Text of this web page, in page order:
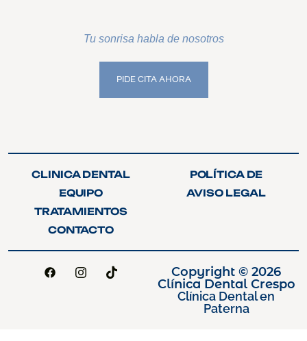
Tu sonrisa habla de nosotros
PIDE CITA AHORA
CLINICA DENTAL
EQUIPO
TRATAMIENTOS
CONTACTO
POLÍTICA DE
PRIVACIDAD
AVISO LEGAL
Copyright © 2026
Clínica Dental Crespo
Clínica Dental en
Paterna